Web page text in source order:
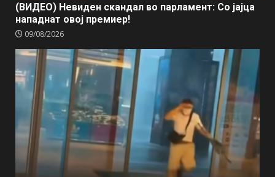
(ВИДЕО) Невиден скандал во парламент: Со јајца
нападнат овој премиер!
09/08/2026